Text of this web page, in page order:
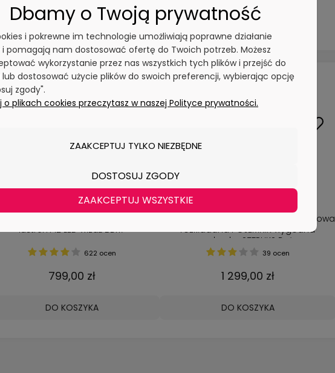
lustrem 12 LED wizaż BETI7
622 ocen
799,00 zł
DO KOSZYKA
Sofa LAURA funkcja spania dwuosobowa
rozkładana POJEMNIK wygodna
amerykanka SZTRUKS Beżowy
39 ocen
1 299,00 zł
DO KOSZYKA
Dbamy o Twoją prywatność
i pokrewne im technologie umożliwiają poprawne działanie
pomagają nam dostosować ofertę do Twoich potrzeb. Możesz
wykorzystanie przez nas wszystkich tych plików i przejść do
lub dostosować użycie plików do swoich preferencji, wybierając opcję
zgody".
o plikach cookies przeczytasz w naszej Polityce prywatności.
ZAAKCEPTUJ TYLKO NIEZBĘDNE
DOSTOSUJ ZGODY
ZAAKCEPTUJ WSZYSTKIE